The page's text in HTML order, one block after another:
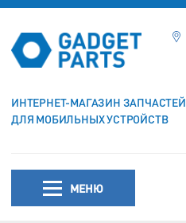
ИНТЕРНЕТ-МАГАЗИН ЗАПЧАСТЕЙ
ДЛЯ МОБИЛЬНЫХ УСТРОЙСТВ
МЕНЮ